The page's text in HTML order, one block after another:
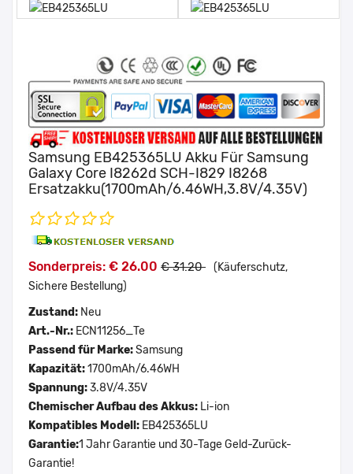
Samsung EB425365LU Akku Für Samsung
Galaxy Core I8262d SCH-I829 I8268
Ersatzakku(1700mAh/6.46WH,3.8V/4.35V)
Sonderpreis: € 26.00 € 31.20 (Käuferschutz,
Sichere Bestellung)
Zustand: Neu
Art.-Nr.: ECN11256_Te
Passend für Marke:Samsung
Kapazität:1700mAh/6.46WH
Spannung:3.8V/4.35V
Chemischer Aufbau des Akkus: Li-ion
Kompatibles Modell: EB425365LU
Garantie:1 Jahr Garantie und 30-Tage Geld-Zurück-
Garantie!